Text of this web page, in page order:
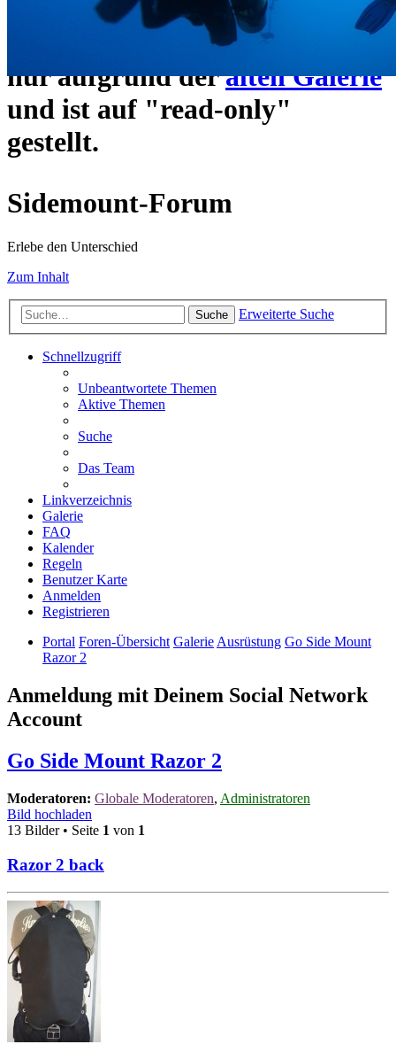
Das alte Forum hier existiert
nur aufgrund deralten Galerie
und ist auf "read-only"
gestellt.
Sidemount-Forum
Erlebe den Unterschied
Zum Inhalt
Suche Erweiterte Suche
Schnellzugriff
Unbeantwortete Themen
Aktive Themen
Suche
Das Team
Linkverzeichnis
Galerie
FAQ
Kalender
Regeln
Benutzer Karte
Anmelden
Registrieren
Portal Foren-Übersicht Galerie Ausrüstung Go Side Mount
Razor 2
Anmeldung mit Deinem Social Network
Account
Go Side Mount Razor 2
Moderatoren: Globale Moderatoren, Administratoren
Bild hochladen
13 Bilder • Seite 1 von 1
Razor 2 back